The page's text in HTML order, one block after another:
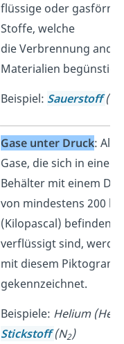
flüssige oder
Stoffe, welche
die Verbrennung
Materialien
Beispiel: Sauerstoff(O
Gase unter Druck: Alle
Gase, die sich in einem
Behälter mit einem
von mindestens 200
(Kilopascal) befinden
verflüssigt sind,
mit diesem
gekennzeichnet.
Beispiele: Helium (He),
Stickstoff(N2)